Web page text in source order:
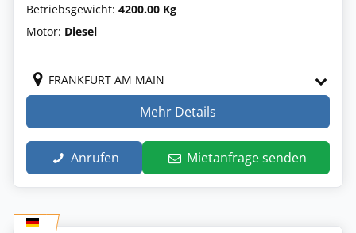
Betriebsgewicht: 4200.00 Kg
Motor: Diesel
FRANKFURT AM MAIN
Mehr Details
Anrufen Mietanfrage senden